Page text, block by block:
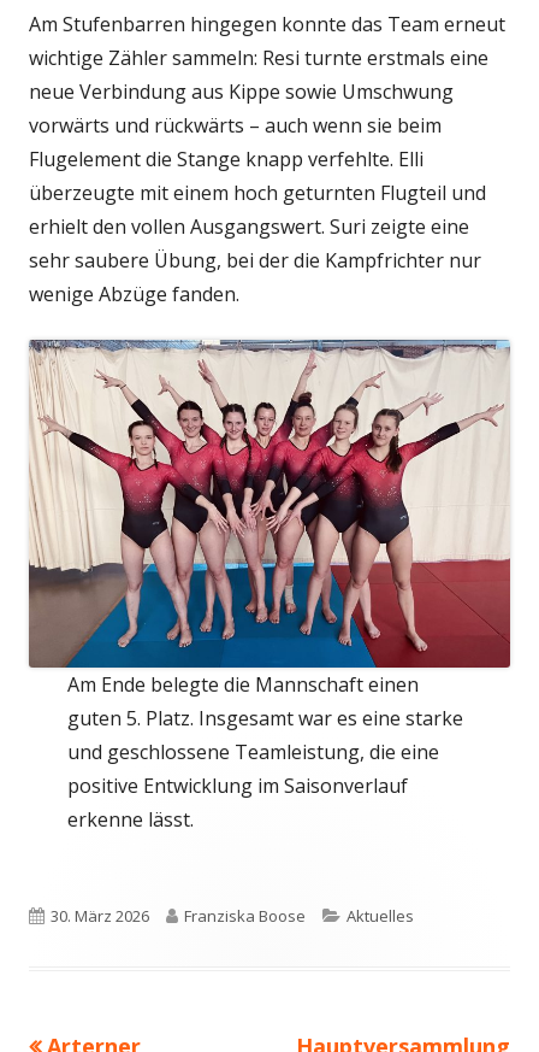
Am Stufenbarren hingegen konnte das Team erneut
wichtige Zähler sammeln: Resi turnte erstmals eine
neue Verbindung aus Kippe sowie Umschwung
vorwärts und rückwärts – auch wenn sie beim
Flugelement die Stange knapp verfehlte. Elli
überzeugte mit einem hoch geturnten Flugteil und
erhielt den vollen Ausgangswert. Suri zeigte eine
sehr saubere Übung, bei der die Kampfrichter nur
wenige Abzüge fanden.
Am Ende belegte die Mannschaft einen
guten 5. Platz. Insgesamt war es eine starke
und geschlossene Teamleistung, die eine
positive Entwicklung im Saisonverlauf
erkenne lässt.
Veröffentlicht
30. März 2026 Autor
Franziska Boose Kategorien
Aktuelles
Vorheriger
Arterner Nächster
Hauptversammlung